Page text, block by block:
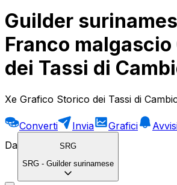
Guilder
Franco
dei Tassi di
Xe Grafico Storico dei Tassi di
Converti Invia Grafici
Da
SRG
SRG - Guilder surinamese